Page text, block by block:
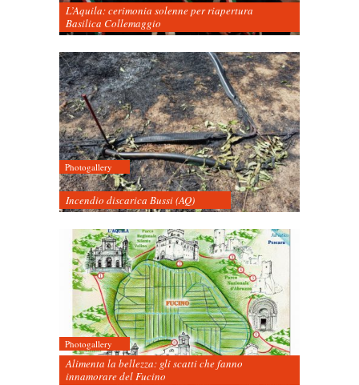
L’Aquila: cerimonia solenne per riapertura
Basilica Collemaggio
Photogallery
Incendio discarica Bussi (AQ)
Photogallery
Alimenta la bellezza: gli scatti che fanno
innamorare del Fucino